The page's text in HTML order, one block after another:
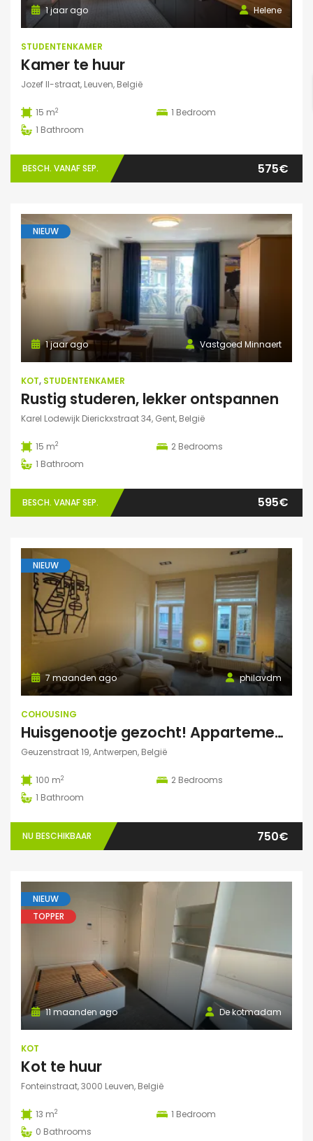
Helene
1 jaar ago
STUDENTENKAMER
Kamer te huur
Jozef II-straat, Leuven, België
15 m2 1 Bedroom
1 Bathroom
BESCH. VANAF SEP. 575€
NIEUW
Vastgoed Minnaert
1 jaar ago
KOT, STUDENTENKAMER
Rustig studeren, lekker ontspannen
Karel Lodewijk Dierickxstraat 34, Gent, België
15 m2 2 Bedrooms
1 Bathroom
BESCH. VANAF SEP. 595€
NIEUW
philavdm
7 maanden ago
COHOUSING
Huisgenootje gezocht! Appartement aan het Marnixplein, Antwerpen Zuid
Geuzenstraat 19, Antwerpen, België
100 m2 2 Bedrooms
1 Bathroom
NU BESCHIKBAAR 750€
NIEUW
TOPPER
De kotmadam
11 maanden ago
KOT
Kot te huur
Fonteinstraat, 3000 Leuven, België
13 m2 1 Bedroom
0 Bathrooms